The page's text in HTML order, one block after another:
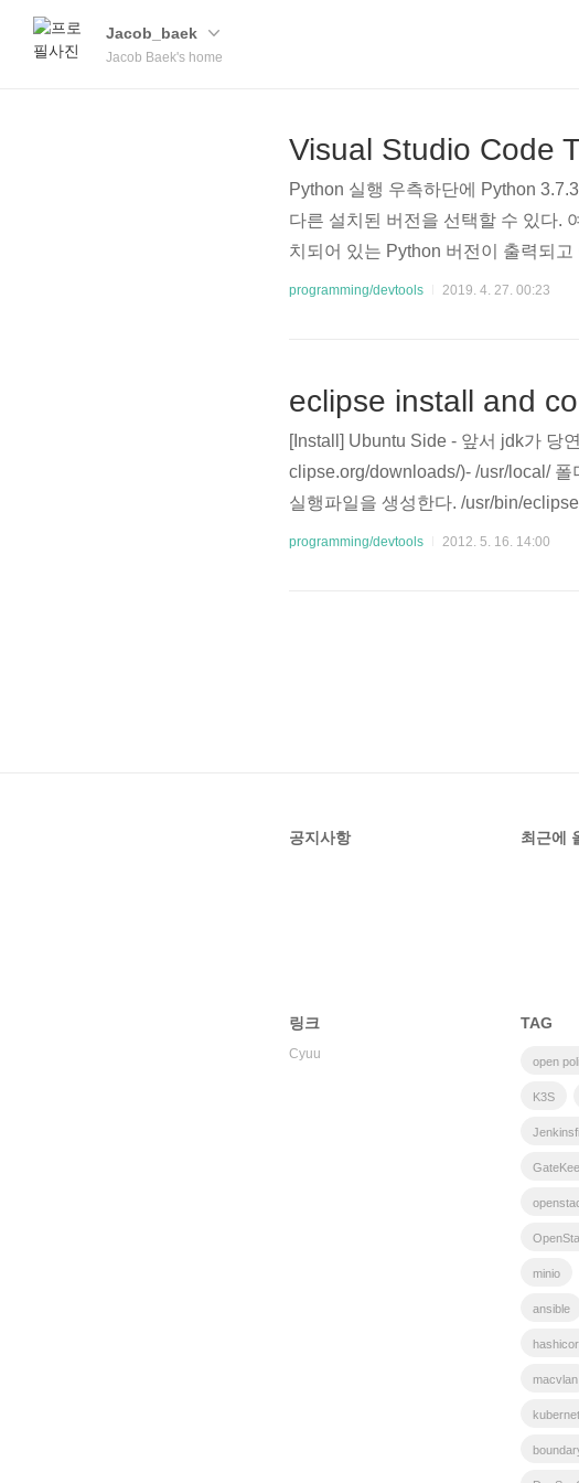
Jacob_baek
Jacob Baek's home
Visual Studio Code
Python 실행 우측하단에 Python
다른 설치된 버전을 선택할 수 있다.
치되어 있는 Python 버전이 출력되
thon: Current File (workspaces)"이
programming/devtools 2019. 4. 27. 00:23
eclipse install and
[Install] Ubuntu Side - 앞서 jdk가 당
clipse.org/downloads/)- /usr/local/
실행파일을 생성한다. /usr/bin/
ME="/usr/local/
programming/devtools 2012. 5. 16. 14:00
공지사항 최근에
링크
Cyuu
TAG
K3S
minio
ansible
macvlan